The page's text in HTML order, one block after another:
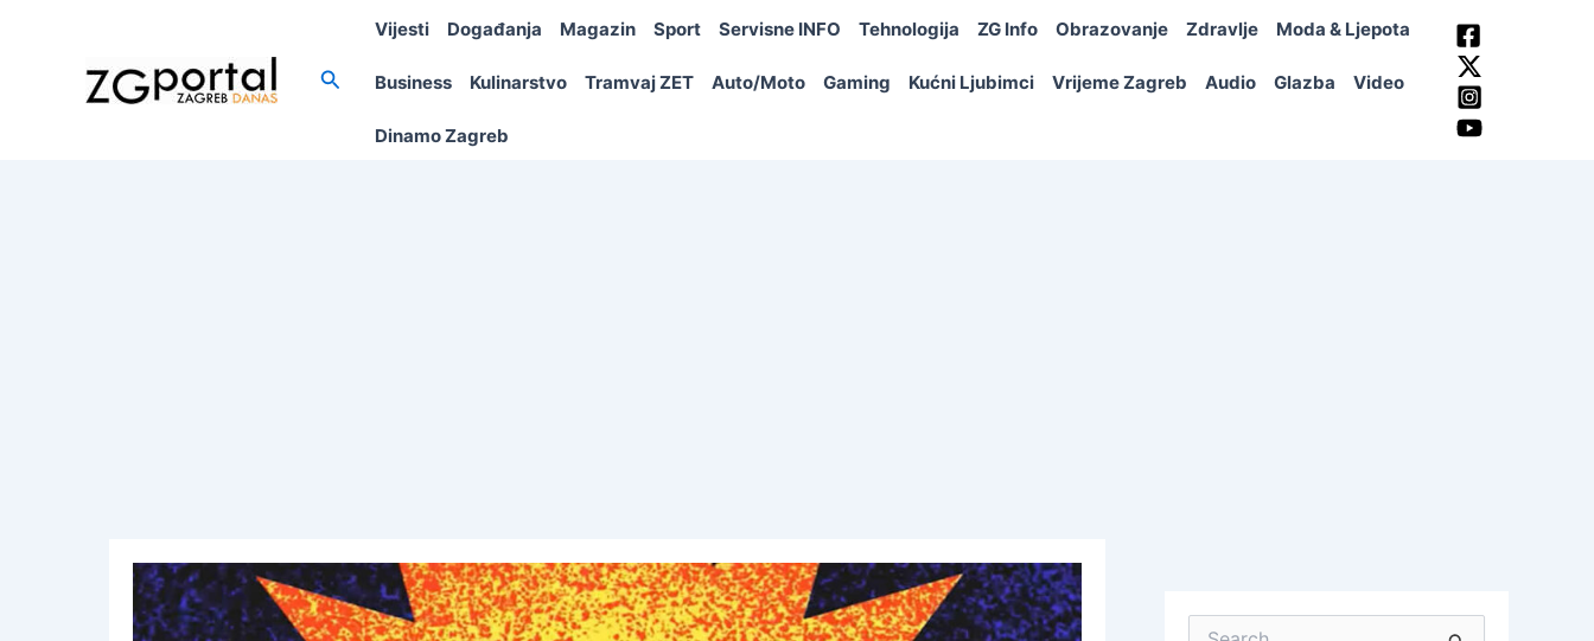
Search
Vijesti Događanja Magazin Sport Servisne INFO Tehnologija ZG Info Obrazovanje Zdravlje Moda & Ljepota
Business Kulinarstvo Tramvaj ZET Auto/Moto Gaming Kućni Ljubimci Vrijeme Zagreb Audio Glazba Video
Dinamo Zagreb